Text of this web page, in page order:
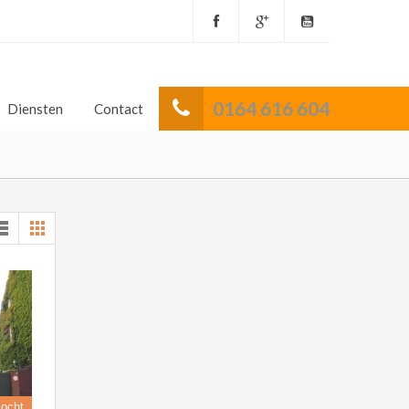
0164 616 604
Diensten Contact